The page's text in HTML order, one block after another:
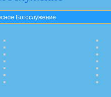
Богослужение